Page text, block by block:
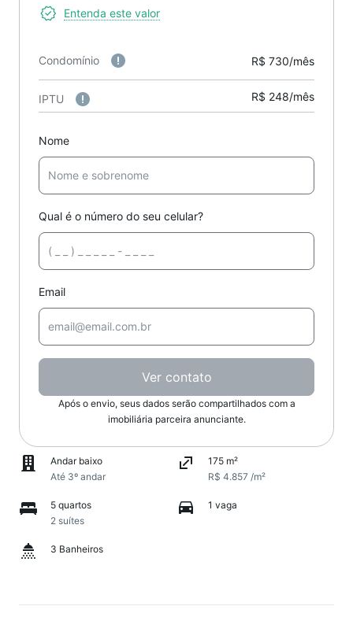
Entenda este valor
Condomínio R$ 730/mês
IPTU R$ 248/mês
Nome
Qual é o número do seu celular?
Email
Ver contato
Após o envio, seus dados serão compartilhados com a
imobiliária parceira anunciante.
Andar baixo
Até 3º andar
175 m²
R$ 4.857 /m²
5 quartos
2 suítes
1 vaga
3 Banheiros